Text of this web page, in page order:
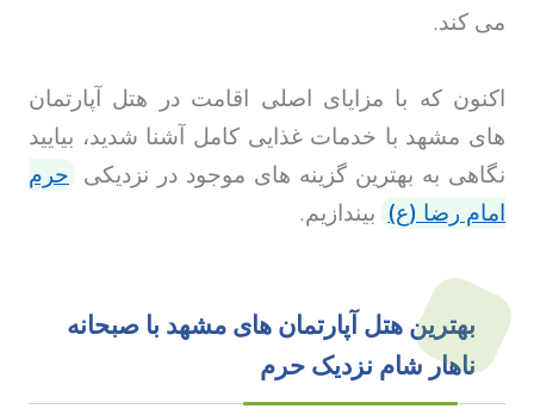
می کند.
اکنون که با مزایای اصلی اقامت در هتل آپارتمان
های مشهد با خدمات غذایی کامل آشنا شدید، بیایید
نگاهی به بهترین گزینه های موجود در نزدیکی
حرم
امام رضا (ع) بیندازیم.
بهترین هتل آپارتمان های مشهد با صبحانه
ناهار شام نزدیک حرم